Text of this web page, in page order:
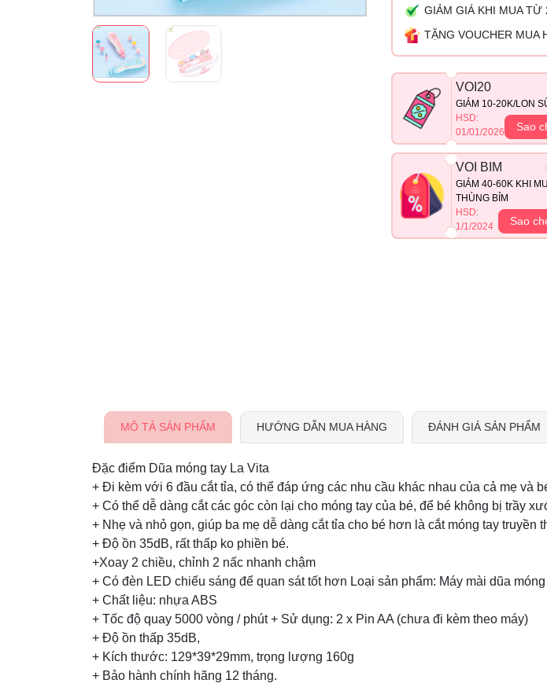
GIẢM GIÁ KHI MUA TỪ
TẶNG VOUCHER MUA
VOI20
GIẢM 10-20K/LON
HSD:
01/01/2026
Sao
VOI BIM
GIẢM 40-60K KHI
THÙNG BỈM
HSD:
1/1/2024
Sao
MÔ TẢ SẢN PHẨM HƯỚNG DẪN MUA HÀNG ĐÁNH GIÁ SẢN PHẨM
Đặc điểm Dũa móng tay La Vita
+ Đi kèm với 6 đầu cắt tỉa, có thể đáp ứng các nhu cầu khác nhau của cả mẹ và
+ Có thể dễ dàng cắt các góc còn lại cho móng tay của bé, để bé không bị trầy
+ Nhẹ và nhỏ gọn, giúp ba mẹ dễ dàng cắt tỉa cho bé hơn là cắt móng tay truyền
+ Độ ồn 35dB, rất thấp ko phiền bé.
+Xoay 2 chiều, chỉnh 2 nấc nhanh chậm
+ Có đèn LED chiếu sáng để quan sát tốt hơn Loại sản phẩm: Máy mài dũa
+ Chất liệu: nhựa ABS
+ Tốc độ quay 5000 vòng / phút + Sử dụng: 2 x Pin AA (chưa đi kèm theo máy)
+ Độ ồn thấp 35dB,
+ Kích thước: 129*39*29mm, trọng lượng 160g
+ Bảo hành chính hãng 12 tháng.